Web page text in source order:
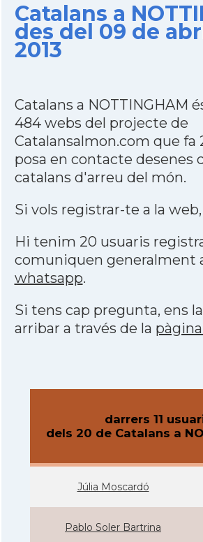
Catalans a
des del 09 de
2013
Catalans a NOTTINGHAM
484 webs del projecte de
Catalansalmon.com que fa
posa en contacte desenes
catalans d'arreu del món.
Si vols registrar-te a la web,
Hi tenim 20 usuaris
comuniquen generalment
whatsapp.
Si tens cap pregunta, ens
arribar a través de la
darrers 11
dels 20 de Catalans a
Júlia Moscardó
Pablo Soler Bartrina